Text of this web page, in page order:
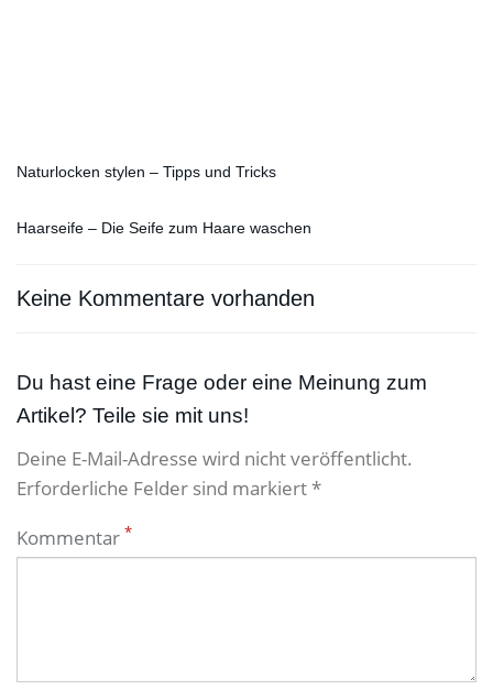
Naturlocken stylen – Tipps und Tricks
Haarseife – Die Seife zum Haare waschen
Keine Kommentare vorhanden
Du hast eine Frage oder eine Meinung zum
Artikel? Teile sie mit uns!
Deine E-Mail-Adresse wird nicht veröffentlicht.
Erforderliche Felder sind markiert *
Kommentar *